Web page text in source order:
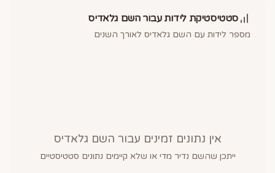
סטטיסטיקת לידות עבור השם גלאדיס
מספר לידות עם השם גלאדיס לאורך השנים
אין נתונים זמינים עבור השם גלאדיס
ייתכן שהשם נדיר מדי או שלא קיימים נתונים סטטיסטיים